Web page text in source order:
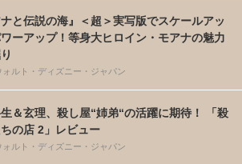
ナと伝説の海』＜超＞実写版でスケールアッ
ーアップ！等身大ヒロイン・モアナの魅力
ォルト・ディズニー・ジャパン
＆玄理、殺し屋“姉弟“の活躍に期待！ 「殺
ちの店 2」レビュー
ォルト・ディズニー・ジャパン